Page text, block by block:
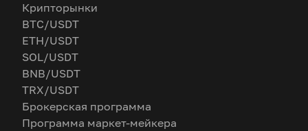
Крипторынки
BTC/USDT
ETH/USDT
SOL/USDT
BNB/USDT
TRX/USDT
Брокерская программа
Программа маркет-мейкера